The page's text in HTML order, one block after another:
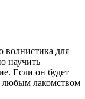
волнистика для
научить
Если он будет
любым лакомством